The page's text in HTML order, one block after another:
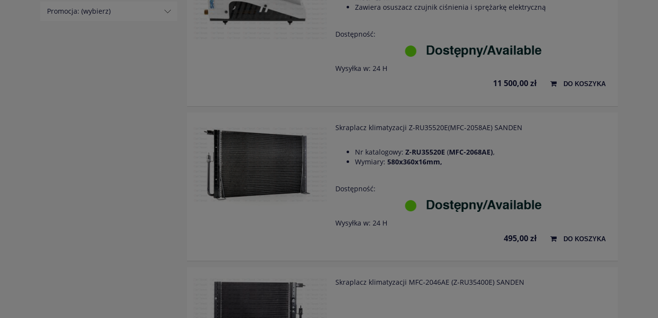
Promocja: (wybierz)
Zawiera osuszacz czujnik ciśnienia i sprężarkę elektryczną
Dostępność:
Wysyłka w: 24 H
11 500,00 zł DO KOSZYKA
Skraplacz klimatyzacji Z-RU35520E(MFC-2058AE) SANDEN
Nr katalogowy:Z-RU35520E (MFC-2068AE),
Wymiary:580x360x16mm,
Dostępność:
Wysyłka w: 24 H
495,00 zł DO KOSZYKA
Skraplacz klimatyzacji MFC-2046AE (Z-RU35400E) SANDEN